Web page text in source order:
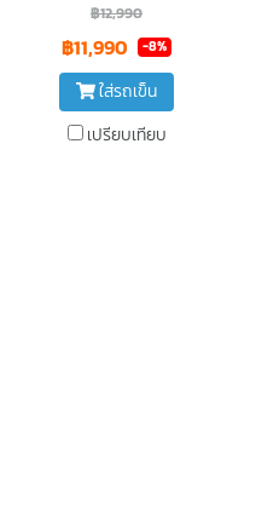
฿12,990
฿11,990 -8%
ใส่รถเข็น
เปรียบเทียบ